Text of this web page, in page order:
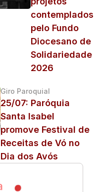
contemplados
pelo Fundo
Diocesano de
Solidariedade
2026
Giro Paroquial
25/07: Paróquia
Santa Isabel
promove Festival de
Receitas de Vó no
Dia dos Avós